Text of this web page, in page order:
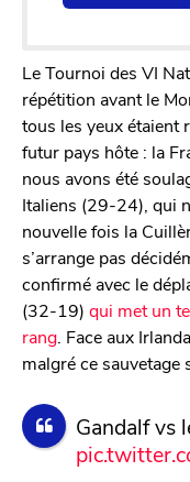
Le Tournoi des VI
répétition avant le
tous les yeux étaient
futur pays hôte : la
nous avons été
Italiens (29-24), qui
nouvelle fois la
s’arrange pas
confirmé avec le
(32-19) qui met un
rang . Face aux
malgré ce sauvetage
Gandalf vs